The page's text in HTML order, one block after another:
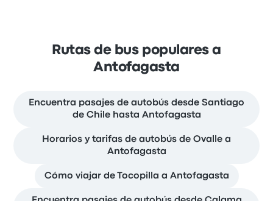
Rutas de bus populares a
Antofagasta
Encuentra pasajes de autobús desde Santiago
de Chile hasta Antofagasta
Horarios y tarifas de autobús de Ovalle a
Antofagasta
Cómo viajar de Tocopilla a Antofagasta